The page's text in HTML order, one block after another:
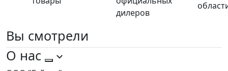
дилеров
Вы смотрели
О нас